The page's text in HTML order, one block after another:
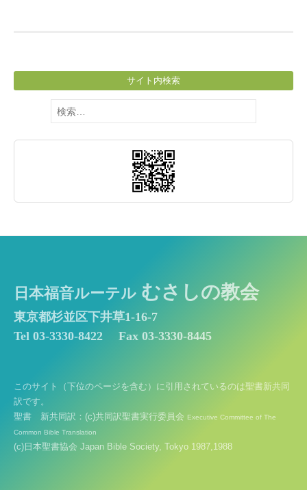
サイト内検索
検
索:
日本福音ルーテル むさしの教会
東京都杉並区下井草1-16-7
Tel 03-3330-8422
Fax 03-3330-8445
このサイト（下位のページを含む）に引用されているのは聖書新共同
訳です。
聖書 新共同訳：(c)共同訳聖書実行委員会 Executive Committee of The
Common Bible Translation
(c)日本聖書協会 Japan Bible Society, Tokyo 1987,1988